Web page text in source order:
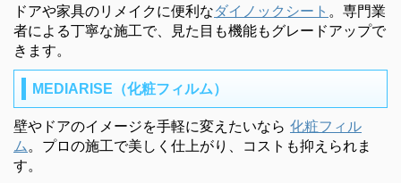
ドアや家具のリメイクに便利なダイノックシート 。専門業
者による丁寧な施工で、見た目も機能もグレードアップで
きます。
MEDIARISE（化粧フィルム）
壁やドアのイメージを手軽に変えたいなら 化粧フィル
ム 。プロの施工で美しく仕上がり、コストも抑えられま
す。